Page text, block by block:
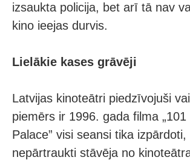
izsaukta policija, bet arī tā nav
kino ieejas durvis.
Lielākie kases grāvēji
Latvijas kinoteātri piedzīvojuši
piemērs ir 1996. gada filma
Palace” visi seansi tika
nepārtraukti stāvēja no